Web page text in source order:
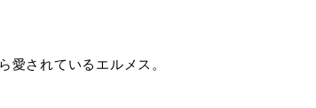
愛されているエルメス。